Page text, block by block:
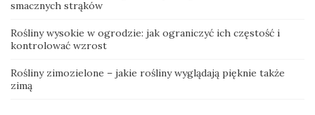
smacznych strąków
Rośliny wysokie w ogrodzie: jak ograniczyć ich częstość i
kontrolować wzrost
Rośliny zimozielone – jakie rośliny wyglądają pięknie także
zimą